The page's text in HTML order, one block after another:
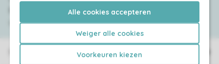
Alle cookies accepteren
Weiger alle cookies
Voorkeuren kiezen
an oder kontaktieren Sie
unserContact Center.